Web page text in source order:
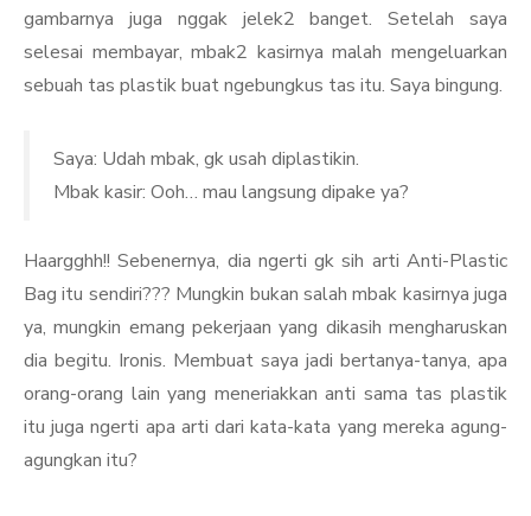
gambarnya juga nggak jelek2 banget. Setelah saya
selesai membayar, mbak2 kasirnya malah mengeluarkan
sebuah tas plastik buat ngebungkus tas itu. Saya bingung.
Saya: Udah mbak, gk usah diplastikin.
Mbak kasir: Ooh… mau langsung dipake ya?
Haargghh!! Sebenernya, dia ngerti gk sih arti Anti-Plastic
Bag itu sendiri??? Mungkin bukan salah mbak kasirnya juga
ya, mungkin emang pekerjaan yang dikasih mengharuskan
dia begitu. Ironis. Membuat saya jadi bertanya-tanya, apa
orang-orang lain yang meneriakkan anti sama tas plastik
itu juga ngerti apa arti dari kata-kata yang mereka agung-
agungkan itu?